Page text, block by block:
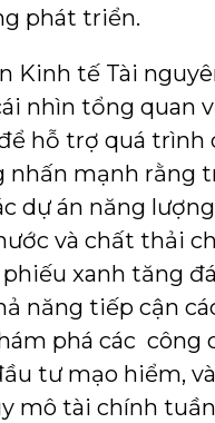
phát triển.
Kinh tế Tài
nhìn tổng quan
hỗ trợ quá trình
nhấn mạnh rằng
dự án năng
và chất thải
xanh tăng
năng tiếp cận
phá các công
tư mạo hiểm,
mô tài chính